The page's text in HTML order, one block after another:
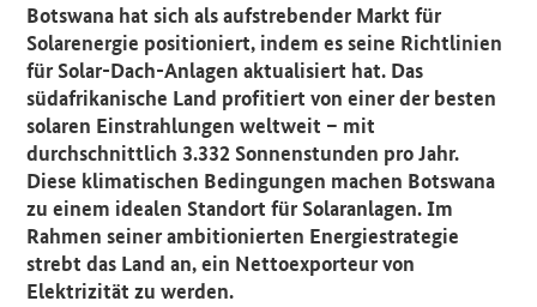
Botswana hat sich als aufstrebender Markt für
Solarenergie positioniert, indem es seine Richtlinien
für Solar-Dach-Anlagen aktualisiert hat. Das
südafrikanische Land profitiert von einer der besten
solaren Einstrahlungen weltweit – mit
durchschnittlich 3.332 Sonnenstunden pro Jahr.
Diese klimatischen Bedingungen machen Botswana
zu einem idealen Standort für Solaranlagen. Im
Rahmen seiner ambitionierten Energiestrategie
strebt das Land an, ein Nettoexporteur von
Elektrizität zu werden.